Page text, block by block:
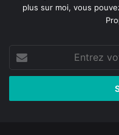
plus sur moi, vous
votre
adresse